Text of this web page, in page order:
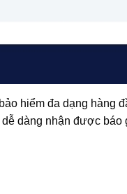
hiểm đa dạng hàng
dàng nhận được